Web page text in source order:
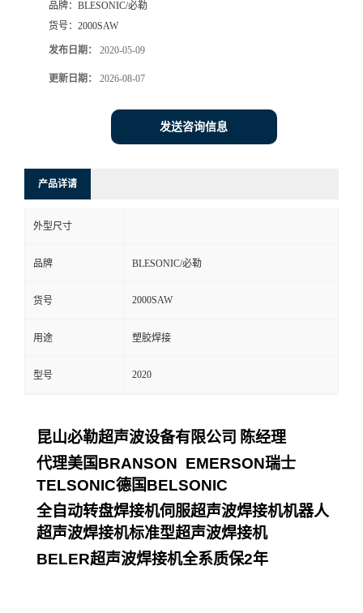
品牌： BLESONIC/必勒
货号： 2000SAW
发布日期： 2020-05-09
更新日期： 2026-08-07
发送咨询信息
产品详请
外型尺寸
品牌 BLESONIC/必勒
货号 2000SAW
用途 塑胶焊接
型号 2020
昆山必勒超声波设备有限公司 陈经理
代理美国BRANSON EMERSON瑞士
TELSONIC德国BELSONIC
全自动转盘焊接机伺服超声波焊接机机器人
超声波焊接机标准型超声波焊接机
BELER超声波焊接机全系质保2年